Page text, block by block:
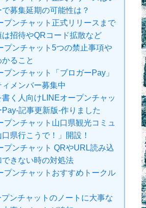
募集延期の可能性は？
プンチャット正式リリースまで
招待やQRコード拡散など
プンチャット5つの禁止事項や
ること
プンチャット「ブロガーPay」
メンバー募集中
書く人向けLINEオープンチャッ
Pay-記事更新版-作りました
プンチャット山口県観光コミュ
県行こうで！」開設！
プンチャット QRやURL読み込
できない時の対処法
プンチャットおすすめトークル
ンチャットのノートに大事な